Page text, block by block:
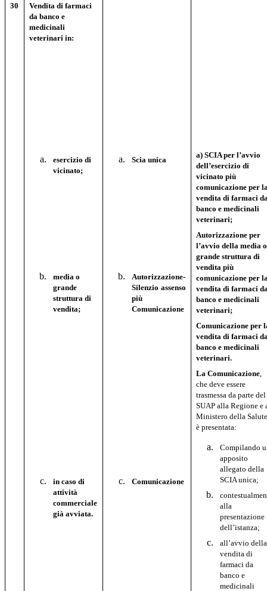
30
Vendita di farmaci
da banco e
medicinali
veterinari in:
esercizio di
vicinato;
Scia unica
a) SCIA per l’avvio
dell’esercizio di
vicinato più
comunicazione per
vendita di farmaci
banco e medicinali
veterinari;
Autorizzazione per
l’avvio della media o
grande struttura di
vendita più
comunicazione per
vendita di farmaci
banco e medicinali
veterinari;
Comunicazione per
vendita di farmaci
banco e medicinali
veterinari.
La Comunicazione
che deve essere
trasmessa da parte del
SUAP alla Regione e
Ministero della
è presentata:
Compilando
apposito
allegato della
SCIA unica;
alla
presentazione
dell’istanza;
all’avvio della
vendita di
farmaci da
banco e
medicinali
media o
grande
struttura di
vendita;
Autorizzazione-
Silenzio assenso
più
Comunicazione
in caso di
attività
commerciale
già avviata.
Comunicazione